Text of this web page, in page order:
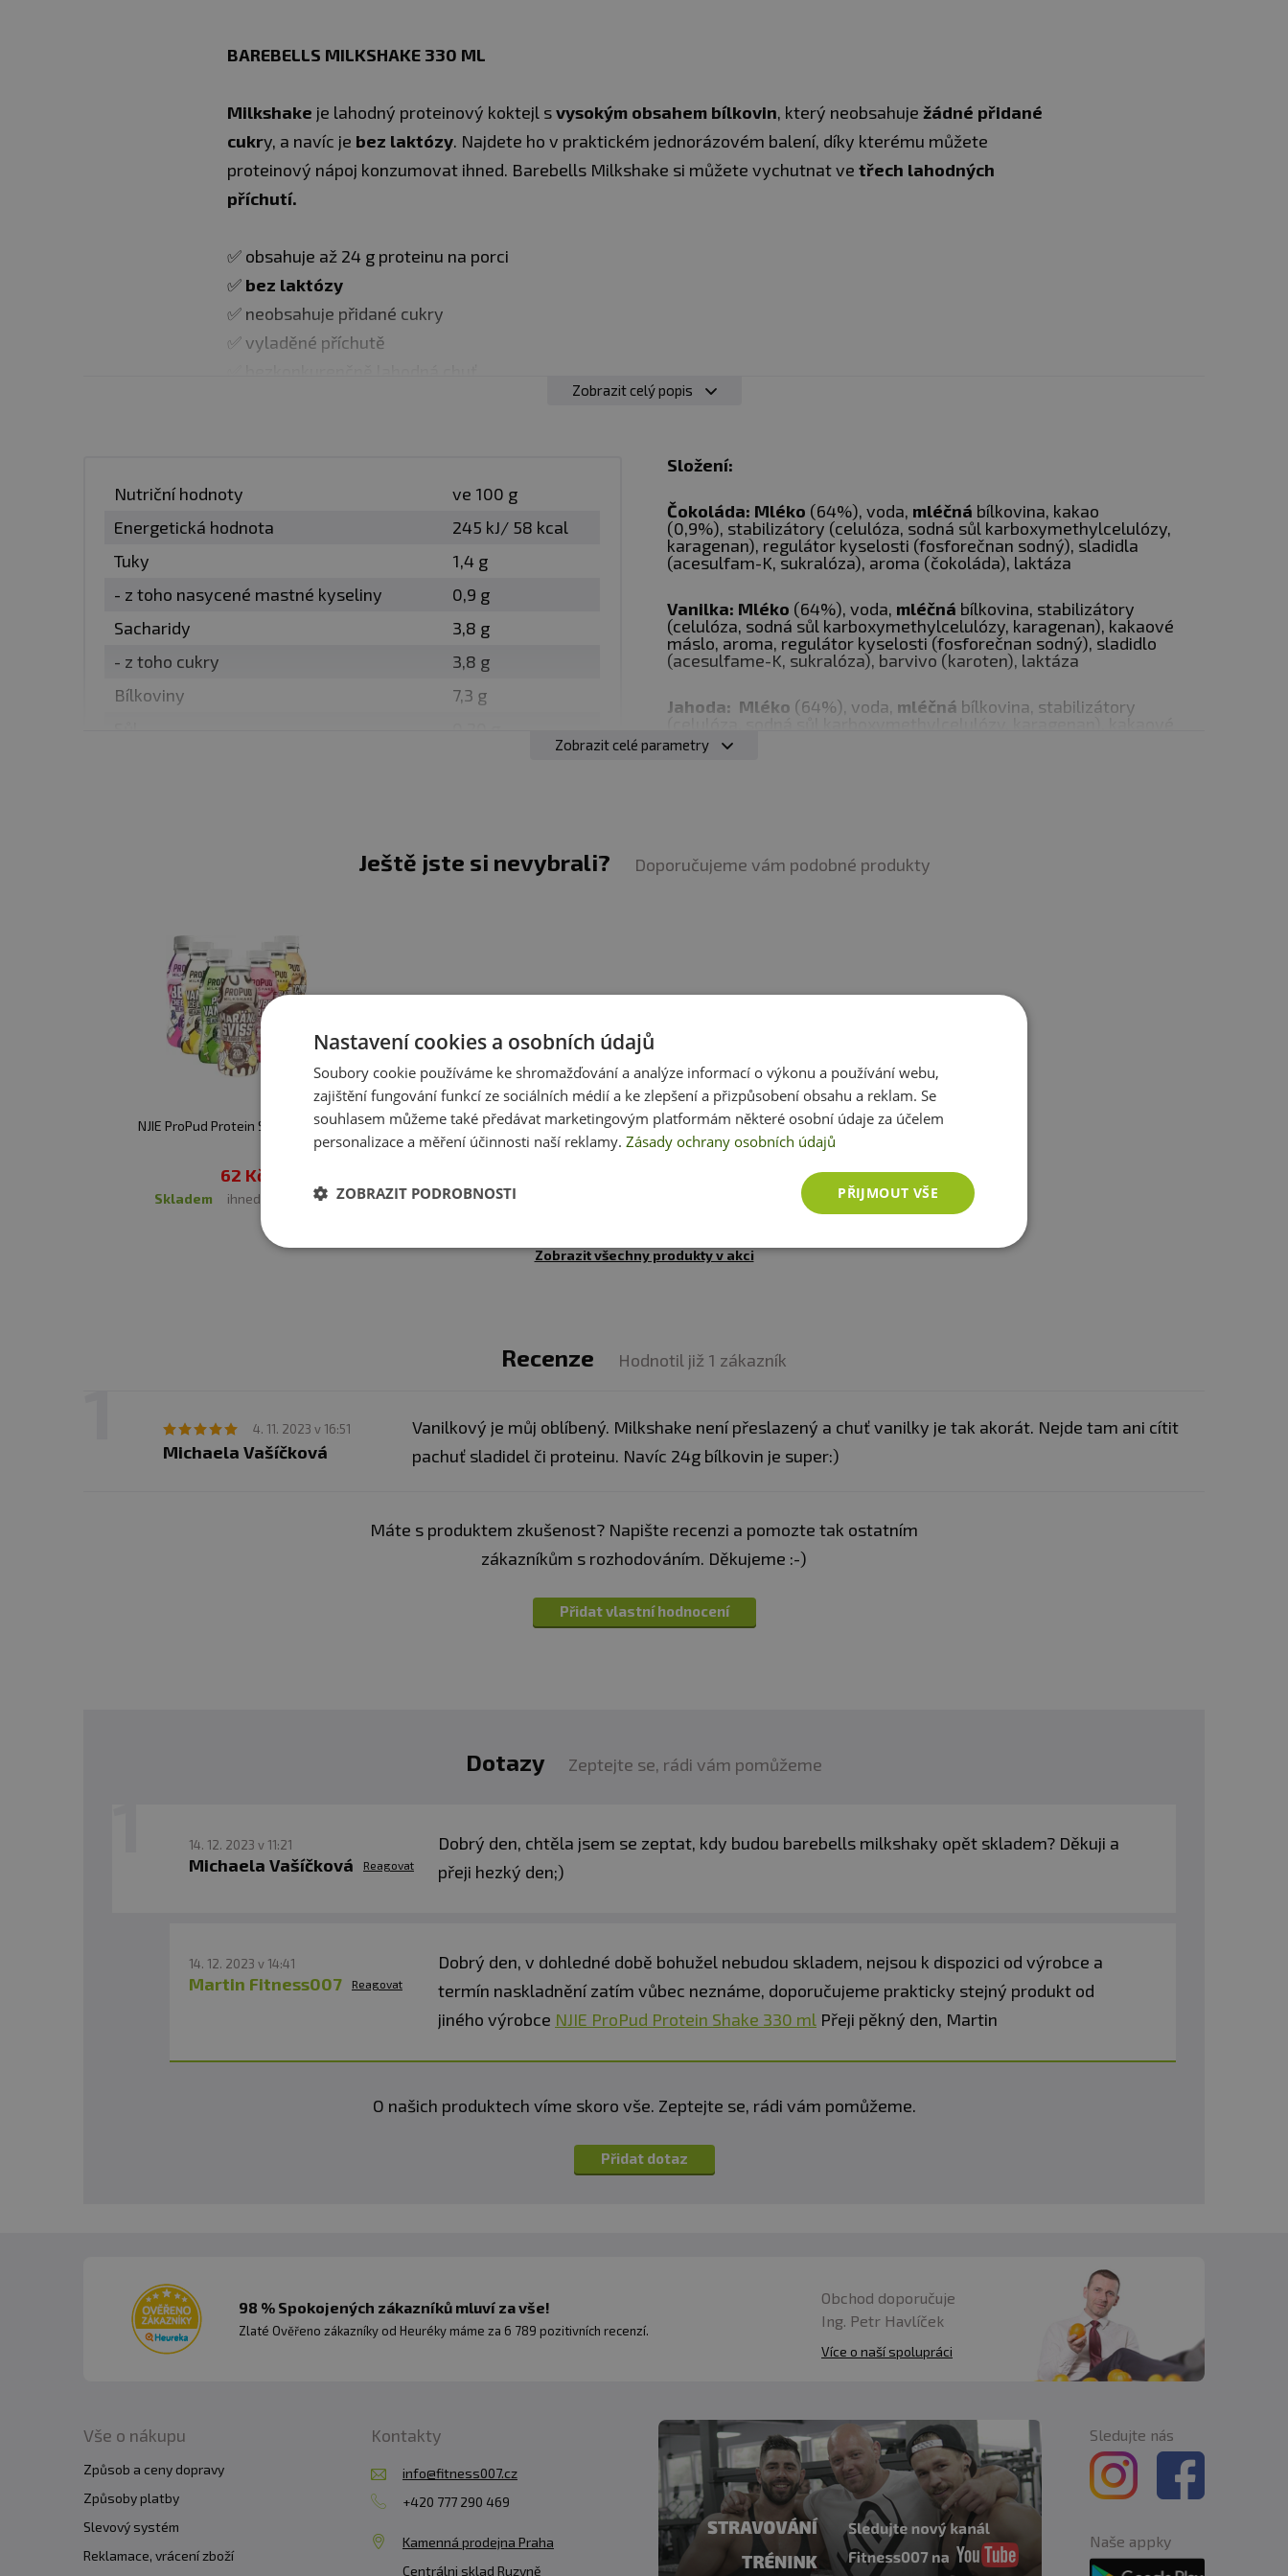
BAREBELLS MILKSHAKE 330 ML
Milkshake je lahodný proteinový koktejl svysokým obsahem bílkovin, který neobsahuje žádné přidané
cukry, a navíc je bez laktózy. Najdete ho v praktickém jednorázovém balení, díky kterému můžete
proteinový nápoj konzumovat ihned. Barebells Milkshake si můžete vychutnat ve třech lahodných
příchutí.
✅ obsahuje až 24 g proteinu na porci
✅ bez laktózy
✅ neobsahuje přidané cukry
✅ vyladěné příchutě
Balení:
Počet dávek v balení:
viz obal
Potravina vhodná zejména pro sportovce. Skladujte v suchu a při teplotě do 25 °C.
Nevystavujte přímému slunečnímu záření. Chraňte před mrazem. Výrobce neručí za vady vzniklé
Zobrazit celý popis
Nutriční hodnoty
ve 100 g
Energetická hodnota
245 kJ/ 58 kcal
Tuky
1,4 g
- z toho nasycené mastné kyseliny
0,9 g
Sacharidy
3,8 g
- z toho cukry
3,8 g
Bílkoviny
7,3 g
Složení:
Čokoláda: Mléko (64%), voda, mléčná bílkovina, kakao
(0,9%), stabilizátory (celulóza, sodná sůl karboxymethylcelulózy,
karagenan), regulátor kyselosti (fosforečnan sodný), sladidla
(acesulfam-K, sukralóza), aroma (čokoláda), laktáza
Vanilka: Mléko (64%), voda, mléčná bílkovina, stabilizátory
(celulóza, sodná sůl karboxymethylcelulózy, karagenan), kakaové
máslo, aroma, regulátor kyselosti (fosforečnan sodný), sladidlo
(acesulfame-K, sukralóza), barvivo (karoten), laktáza
Jahoda: Mléko (64%), voda, mléčná bílkovina, stabilizátory
máslo, aroma, (jahoda), regulátor kyselosti (fosforečnan
sodný), sladidlo (acesulfame-K, sukralóza), barvivo (karoten), laktáza
sukralóza), barvivo (karoten ), enzym (laktáza). UHT ošetřené.
Zobrazit celé parametry
Ještě jste si nevybrali? Doporučujeme vám podobné produkty
NJIE ProPud Protein Shake 330 ml
62 Kč
skladem ihned k expedici
Zobrazit všechny produkty v akci
Recenze Hodnotil již 1 zákazník
4. 11. 2023 v 16:51
Michaela Vašíčková
Vanilkový je můj oblíbený. Milkshake není přeslazený a chuť vanilky je tak akorát. Nejde tam ani cítit
pachuť sladidel či proteinu. Navíc 24g bílkovin je super:)
Máte s produktem zkušenost? Napište recenzi a pomozte tak ostatním
zákazníkům s rozhodováním. Děkujeme :-)
Přidat vlastní hodnocení
Dotazy Zeptejte se, rádi vám pomůžeme
14. 12. 2023 v 11:21
Michaela Vašíčková Reagovat
Dobrý den, chtěla jsem se zeptat, kdy budou barebells milkshaky opět skladem? Děkuji a
přeji hezký den;)
14. 12. 2023 v 14:41
Martin Fitness007 Reagovat
Dobrý den, v dohledné době bohužel nebudou skladem, nejsou k dispozici od výrobce a
termín naskladnění zatím vůbec neznáme, doporučujeme prakticky stejný produkt od
jiného výrobce NJIE ProPud Protein Shake 330 ml Přeji pěkný den, Martin
O našich produktech víme skoro vše. Zeptejte se, rádi vám pomůžeme.
Přidat dotaz
98 % Spokojených zákazníků mluví za vše!
Zlaté Ověřeno zákazníky od Heuréky máme za 6 789 pozitivních recenzí.
Obchod doporučuje
Ing. Petr Havlíček
Více o naší spolupráci
Vše o nákupu
Způsob a ceny dopravy
Způsoby platby
Slevový systém
Reklamace, vrácení zboží
Kontakty
info@fitness007.cz
+420 777 290 469
Kamenná prodejna Praha
Centrálni sklad Ruzyně
Sledujte nás
Naše appky
Nastavení cookies a osobních údajů
Soubory cookie používáme ke shromažďování a analýze informací o výkonu a používání webu,
zajištění fungování funkcí ze sociálních médií a ke zlepšení a přizpůsobení obsahu a reklam. Se
souhlasem můžeme také předávat marketingovým platformám některé osobní údaje za účelem
personalizace a měření účinnosti naší reklamy. Zásady ochrany osobních údajů
PŘIJMOUT VŠE
ZOBRAZIT PODROBNOSTI